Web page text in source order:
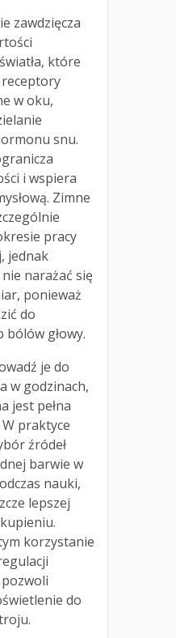
zawdzięcza
które
receptory
w oku,
snu.
i wspiera
Zimne
pracy
jednak
narażać się
ponieważ
do
bólów głowy.
je do
w godzinach,
jest pełna
praktyce
źródeł
barwie w
nauki,
lepszej
korzystanie
do